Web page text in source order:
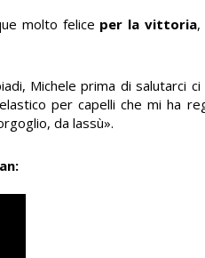
molto felice per la vittoria,
Michele prima di salutarci ci
per capelli che mi ha
da lassù».